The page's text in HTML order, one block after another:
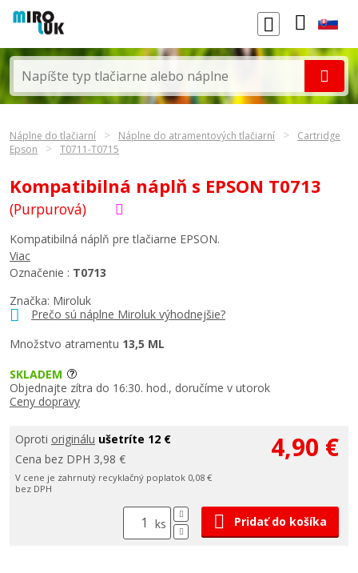
Náplne do tlačiarní Náplne do atramentových tlačiarní
Cartridge
Epson
T0711-T0715
Kompatibilná náplň s EPSON T0713
(Purpurová)
Značka: Miroluk
Prečo sú náplne Miroluk výhodnejšie?
Množstvo atramentu 13,5 ML
Kompatibilná náplň pre tlačiarne EPSON.
Viac
Označenie : T0713
SKLADEM
Objednajte zítra do 16:30. hod., doručíme v utorok
Ceny dopravy
Oproti originálu ušetríte 12 €
Cena bez DPH 3,98 €
V cene je zahrnutý recyklačný poplatok 0,08 €
bez DPH
4,90 €
ks Pridať do košíka